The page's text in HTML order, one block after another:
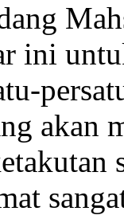
ini
akan